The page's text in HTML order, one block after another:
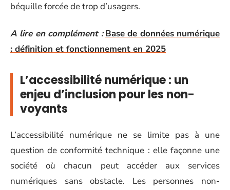
béquille forcée de trop d’usagers.
A lire en complément : Base de données numérique
: définition et fonctionnement en 2025
L’accessibilité numérique : un
enjeu d’inclusion pour les non-
voyants
L’accessibilité numérique ne se limite pas à une
question de conformité technique : elle façonne une
société où chacun peut accéder aux services
numériques sans obstacle. Les personnes non-